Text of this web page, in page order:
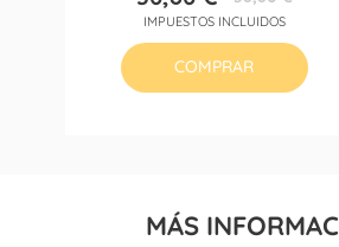
Precio
Precio
base
IMPUESTOS INCLUIDOS
COMPRAR
MÁS